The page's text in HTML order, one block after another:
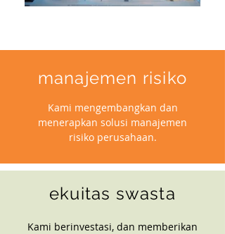
manajemen risiko
Kami mengembangkan dan
menerapkan solusi manajemen
risiko perusahaan.
ekuitas swasta
Kami berinvestasi, dan memberikan